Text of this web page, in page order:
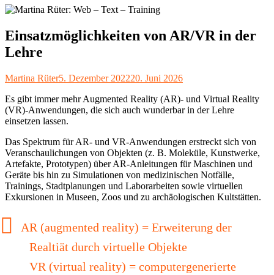
Einsatzmöglichkeiten von AR/VR in der
Lehre
Autor
Martina RüterVeröffentlicht
5. Dezember 202220. Juni 2026
Es gibt immer mehr Augmented Reality (AR)- und Virtual Reality
(VR)-Anwendungen, die sich auch wunderbar in der Lehre
einsetzen lassen.
Das Spektrum für AR- und VR-Anwendungen erstreckt sich von
Veranschaulichungen von Objekten (z. B. Moleküle, Kunstwerke,
Artefakte, Prototypen) über AR-Anleitungen für Maschinen und
Geräte bis hin zu Simulationen von medizinischen Notfälle,
Trainings, Stadtplanungen und Laborarbeiten sowie virtuellen
Exkursionen in Museen, Zoos und zu archäologischen Kultstätten.
AR (augmented reality) = Erweiterung der
Realtiät durch virtuelle Objekte
VR (virtual reality) = computergenerierte